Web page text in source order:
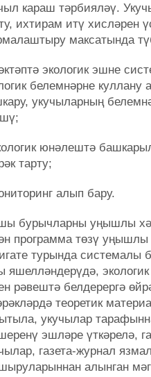
караш тәрбияләү.
ихтирам итү хисләрен
максатында
экологик эшне
белемнәрне
укучыларның
юнәлештә
тарту;
алып бару.
бурычларны уңышлы
программа төзү
турында системалы
яшелләндерүдә,
рәвештә белдерергә
теоретик
укучылар
эшләре үткәрелә,
газета-журнал
алынган